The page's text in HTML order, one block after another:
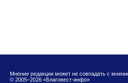
Мнение редакции может не совпадать с
© 2005–2026 «Благовест-инфо»